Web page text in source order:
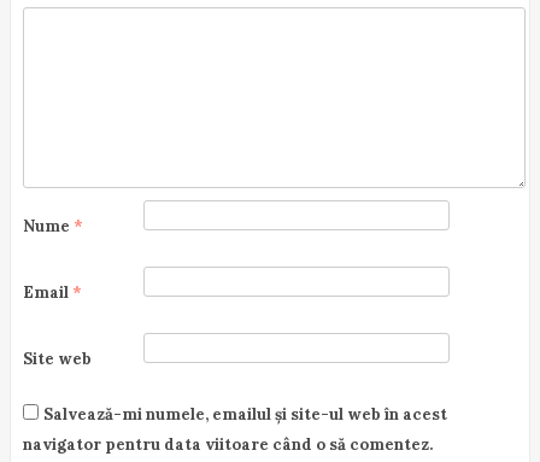
Nume *
Email *
Site web
Salvează-mi numele, emailul și site-ul web în acest
navigator pentru data viitoare când o să comentez.